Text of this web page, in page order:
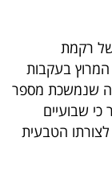
רקמת
בעקבות
שנמשכת מספר
מתברר כי שבועיים
הטבעית